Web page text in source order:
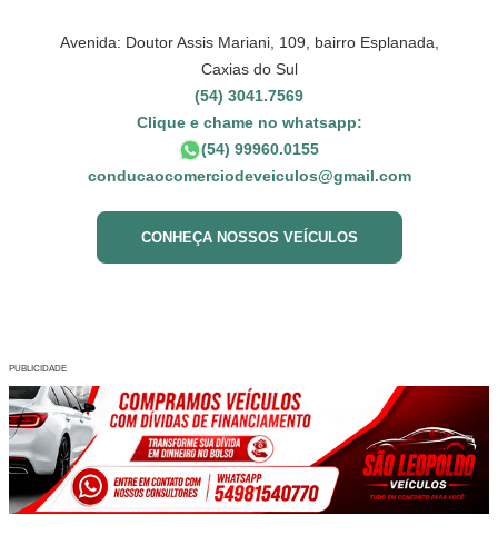
Avenida: Doutor Assis Mariani, 109, bairro Esplanada,
Caxias do Sul
(54) 3041.7569
Clique e chame no whatsapp:
(54) 99960.0155
conducaocomerciodeveiculos@gmail.com
CONHEÇA NOSSOS VEÍCULOS
PUBLICIDADE